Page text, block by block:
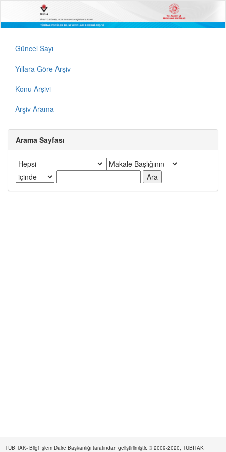
Güncel Sayı
Yıllara Göre Arşiv
Konu Arşivi
Arşiv Arama
Arama Sayfası
TÜBİTAK- Bilgi İşlem Daire Başkanlığı tarafından geliştirilmiştir. © 2009-2020, TÜBİTAK